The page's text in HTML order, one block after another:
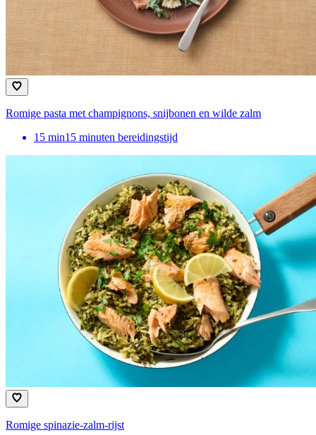
Romige pasta met champignons, snijbonen en wilde zalm
15 min15 minuten bereidingstijd
Romige spinazie-zalm-rijst